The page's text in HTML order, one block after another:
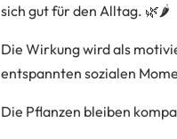
sich gut für den Alltag. 🌿🌶️
Die Wirkung wird als
entspannten sozialen
Die Pflanzen bleiben